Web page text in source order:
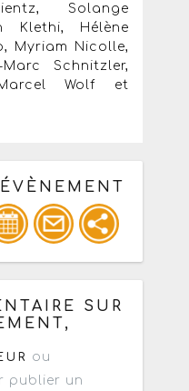
Solange
Klethi, Hélène
Myriam Nicolle,
Schnitzler,
Wolf et
pour un
social
SUR
ou
publier un